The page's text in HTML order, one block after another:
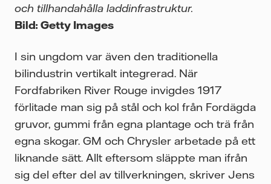
och tillhandahålla laddinfrastruktur.
Bild: Getty Images
I sin ungdom var även den traditionella
bilindustrin vertikalt integrerad. När
Fordfabriken River Rouge invigdes 1917
förlitade man sig på stål och kol från Fordägda
gruvor, gummi från egna plantage och trä från
egna skogar. GM och Chrysler arbetade på ett
liknande sätt. Allt eftersom släppte man ifrån
sig del efter del av tillverkningen, skriver Jens